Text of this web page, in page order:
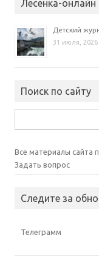
Лесенка-онлайн
Детский
31 июля, 2026
Поиск по сайту
Все материалы сайта
Задать вопрос
Следите за
Телеграмм